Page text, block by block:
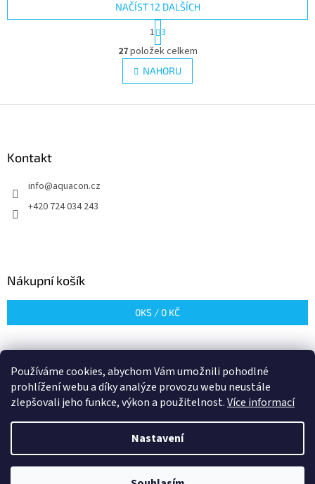
Používáme cookies, abychom Vám umožnili pohodlné
prohlížení webu a díky analýze provozu webu neustále
zlepšovali jeho funkce, výkon a použitelnost.Více informací
Nastavení
O
v
l
á
NAČÍST 12 DALŠÍCH
t
r
á
n
k
v
1 3
27položek celkem
NAHORU
Kontakt
info@aquacon.cz
+420 724 034 243
Nákupní košík
0KS / 0 KČ
Copyright 2026Aquacon. Všechna práva vyhrazena.Upravit